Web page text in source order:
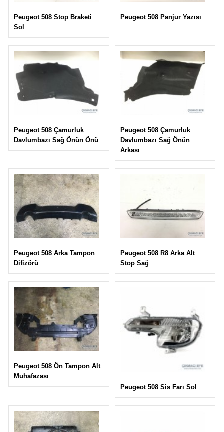
Peugeot 508 Stop Braketi
Sol
Peugeot 508 Panjur Yazısı
Peugeot 508 Çamurluk
Davlumbazı Sağ Önün Önü
Peugeot 508 Çamurluk
Davlumbazı Sağ Önün
Arkası
Peugeot 508 Arka Tampon
Difizörü
Peugeot 508 R8 Arka Alt
Stop Sağ
Peugeot 508 Ön Tampon Alt
Muhafazası
Peugeot 508 Sis Farı Sol